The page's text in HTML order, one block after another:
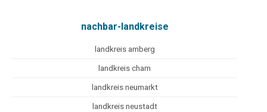
nachbar-landkreise
landkreis amberg
landkreis cham
landkreis neumarkt
landkreis neustadt